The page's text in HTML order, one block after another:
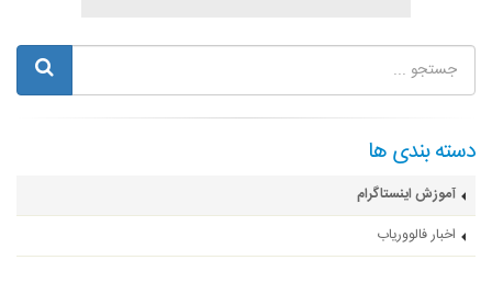
دسته بندی ها
آموزش اینستاگرام
اخبار فالووریاب